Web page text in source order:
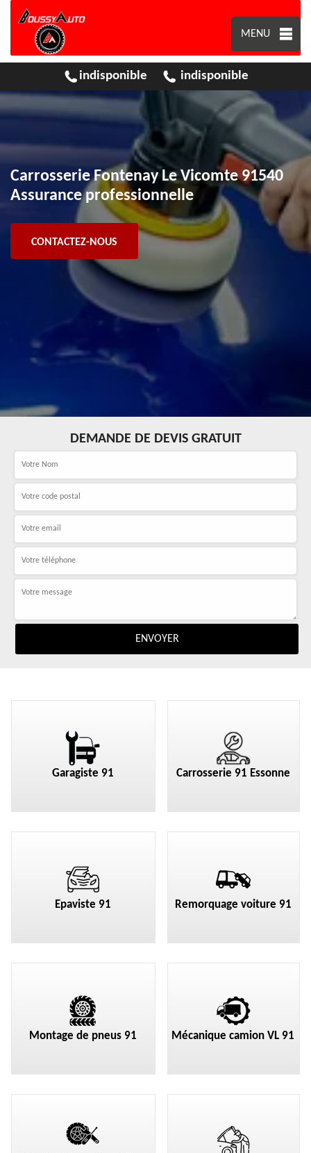
MENU
indisponible indisponible
Carrosserie Fontenay Le Vicomte 91540
Assurance professionnelle
CONTACTEZ-NOUS
DEMANDE DE DEVIS GRATUIT
Garagiste 91 Carrosserie 91 Essonne
Epaviste 91 Remorquage voiture 91
Montage de pneus 91 Mécanique camion VL 91